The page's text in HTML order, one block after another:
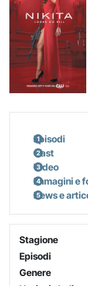
Episodi
Cast
Video
Immagini e
News e
Stagione
Episodi
Genere